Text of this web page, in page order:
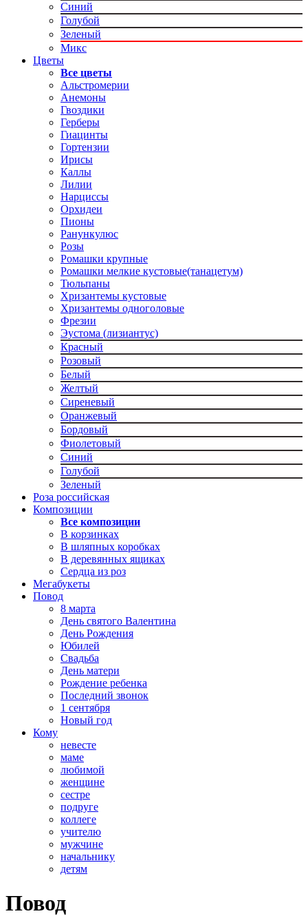
Синий
Голубой
Зеленый
Микс
Цветы
Все цветы
Альстромерии
Анемоны
Гвоздики
Герберы
Гиацинты
Гортензии
Ирисы
Каллы
Лилии
Нарциссы
Орхидеи
Пионы
Ранункулюс
Розы
Ромашки крупные
Ромашки мелкие кустовые(танацетум)
Тюльпаны
Хризантемы кустовые
Хризантемы одноголовые
Фрезии
Эустома (лизиантус)
Красный
Розовый
Белый
Желтый
Сиреневый
Оранжевый
Бордовый
Фиолетовый
Синий
Голубой
Зеленый
Роза российская
Композиции
Все композиции
В корзинках
В шляпных коробках
В деревянных ящиках
Сердца из роз
Мегабукеты
Повод
8 марта
День святого Валентина
День Рождения
Юбилей
Свадьба
День матери
Рождение ребенка
Последний звонок
1 сентября
Новый год
Кому
невесте
маме
любимой
женщине
сестре
подруге
коллеге
учителю
мужчине
начальнику
детям
Повод